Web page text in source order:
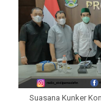
Suasana Kunker